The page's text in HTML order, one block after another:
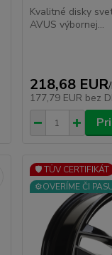
Kvalitné disky
AVUS výbornej...
218,68 EUR/
177,79 EUR bez
🛡️ TÜV CERTIFIKÁT
⚙️OVERÍME ČI